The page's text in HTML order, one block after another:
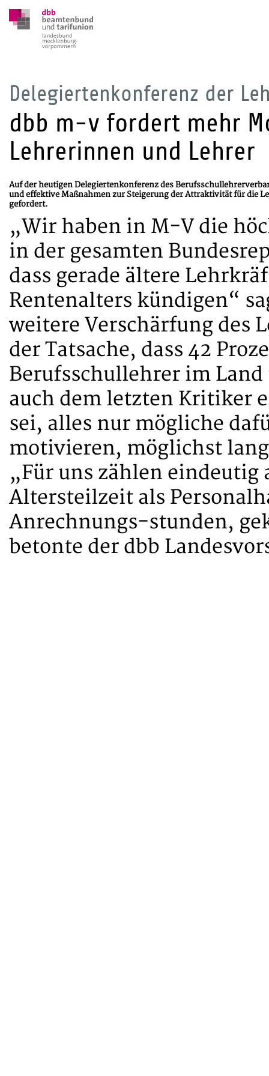
Delegiertenkonferenz der
dbb m-v fordert mehr
Lehrerinnen und Lehrer
Auf der heutigen Delegiertenkonferenz des
und effektive Maßnahmen zur Steigerung der Attraktivität für die
gefordert.
„Wir haben in M-V die
in der gesamten
dass gerade ältere
Rentenalters kündigen“
weitere Verschärfung des
der Tatsache, dass 42
Berufsschullehrer im Land
auch dem letzten Kritiker
sei, alles nur mögliche
motivieren, möglichst
„Für uns zählen
Altersteilzeit als
Anrechnungs-stunden,
betonte der dbb